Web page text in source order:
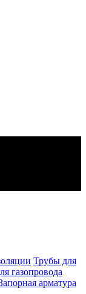
Трубы для
газопровода
арматура